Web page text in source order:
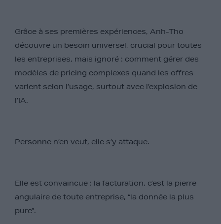
Grâce à ses premières expériences, Anh-Tho
découvre un besoin universel, crucial pour toutes
les entreprises, mais ignoré : comment gérer des
modèles de pricing complexes quand les offres
varient selon l’usage, surtout avec l’explosion de
l’IA.
Personne n’en veut, elle s’y attaque.
Elle est convaincue : la facturation, c’est la pierre
angulaire de toute entreprise, “la donnée la plus
pure”.